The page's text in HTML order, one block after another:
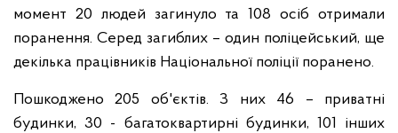
момент 20 людей загинуло та 108 осіб отримали
поранення. Серед загиблих – один поліцейський, ще
декілька працівників Національної поліції поранено.
Пошкоджено 205 об'єктів. З них 46 – приватні
будинки, 30 - багатоквартирні будинки, 101 інших